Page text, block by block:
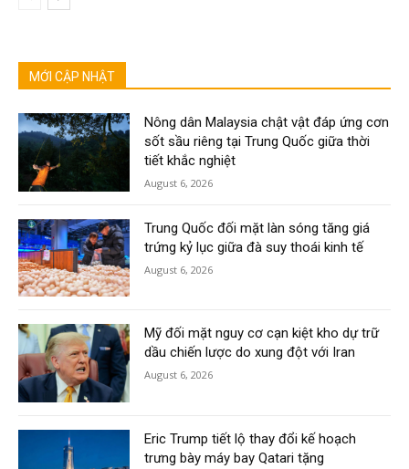
MỚI CẬP NHẬT
Nông dân Malaysia chật vật đáp ứng cơn
sốt sầu riêng tại Trung Quốc giữa thời
tiết khắc nghiệt
August 6, 2026
Trung Quốc đối mặt làn sóng tăng giá
trứng kỷ lục giữa đà suy thoái kinh tế
August 6, 2026
Mỹ đối mặt nguy cơ cạn kiệt kho dự trữ
dầu chiến lược do xung đột với Iran
August 6, 2026
Eric Trump tiết lộ thay đổi kế hoạch
trưng bày máy bay Qatari tặng